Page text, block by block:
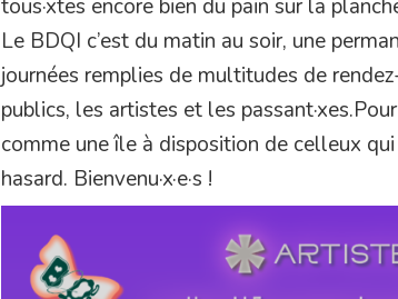
tous·xtes encore bien du pain sur la
Le BDQI c’est du matin au soir, une
journées remplies de multitudes de
publics, les artistes et les
comme une île à disposition de celleux
hasard. Bienvenu·x·e·s !